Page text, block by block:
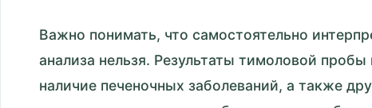
Важно понимать, что самостоятельно
анализа нельзя. Результаты тимоловой пробы
наличие печеночных заболеваний, а также